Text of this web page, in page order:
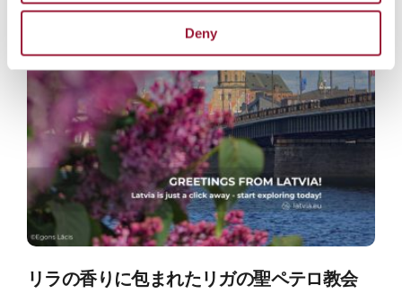
Deny
リラの香りに包まれたリガの聖ペテロ教会